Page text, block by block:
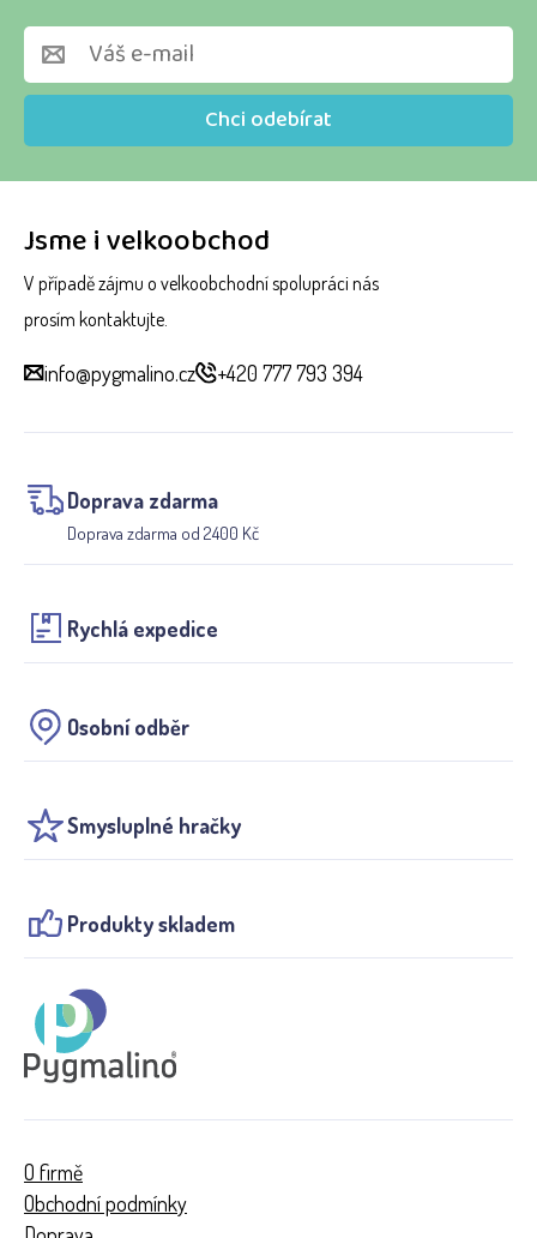
Jsme i velkoobchod
V případě zájmu o velkoobchodní spolupráci nás
prosím kontaktujte.
info@pygmalino.cz +420 777 793 394
Doprava zdarma
Doprava zdarma od 2400 Kč
Rychlá expedice
Osobní odběr
Smysluplné hračky
Produkty skladem
Chci odebírat
O firmě
Obchodní podmínky